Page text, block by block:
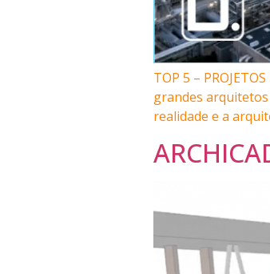
TOP 5 –
grandes
realidade e a